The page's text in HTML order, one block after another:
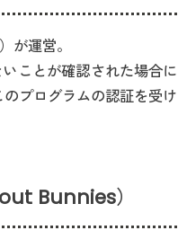
運営。
ことが確認された場合に
プログラムの認証を受け
Bunnies）